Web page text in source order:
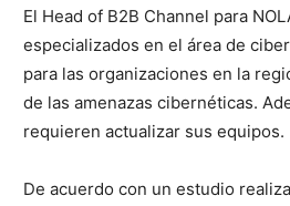
El Head of B2B Channel para
especializados en el área de
para las organizaciones en la
de las amenazas cibernéticas.
requieren actualizar sus equipos.
De acuerdo con un estudio